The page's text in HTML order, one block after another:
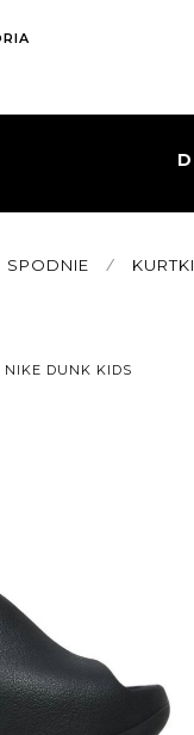
SPODNIE ⁄ KURTKI
NIKE DUNK KIDS